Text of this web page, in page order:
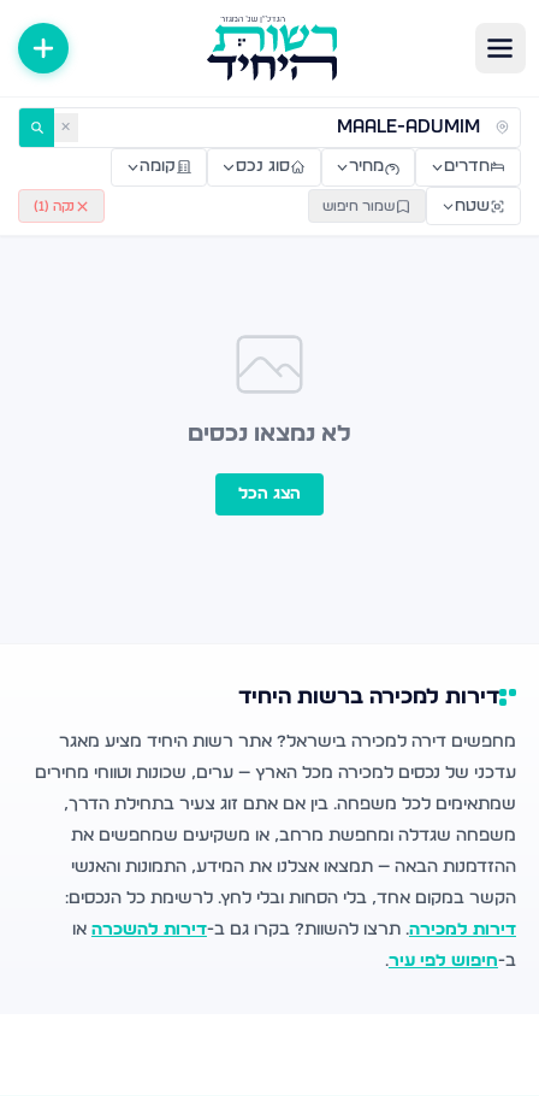
דירות למכירה ולהשכרה — רשות היחיד ✕
חדרים מחיר סוג נכס קומה
שטח שמור חיפוש נקה ( 1
)
לא נמצאו נכסים
הצג הכל
דירות למכירה ברשות היחיד
מחפשים דירה למכירה בישראל? אתר רשות היחיד מציע מאגר
עדכני של נכסים למכירה מכל הארץ — ערים, שכונות וטווחי מחירים
שמתאימים לכל משפחה. בין אם אתם זוג צעיר בתחילת הדרך,
משפחה שגדלה ומחפשת מרחב, או משקיעים שמחפשים את
ההזדמנות הבאה — תמצאו אצלנו את המידע, התמונות והאנשי
הקשר במקום אחד, בלי הסחות ובלי לחץ. לרשימת כל הנכסים:
דירות למכירה. תרצו להשוות? בקרו גם ב-דירות להשכרה או
ב-חיפוש לפי עיר.